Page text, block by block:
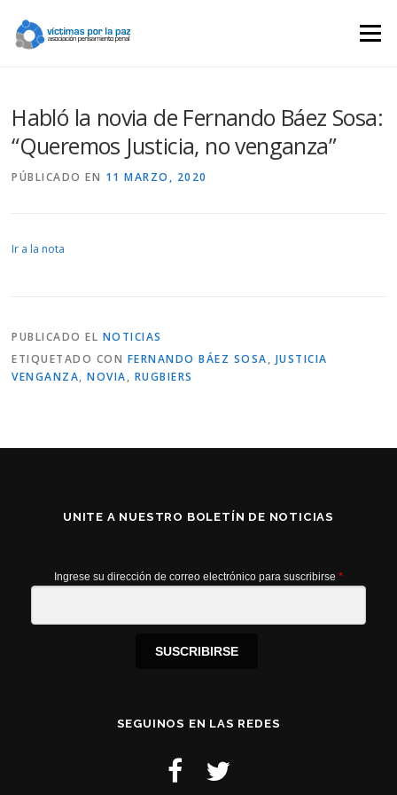
contenido
Menú
Habló la novia de Fernando Báez Sosa:
“Queremos Justicia, no venganza”
PÚBLICADO EN 11 MARZO, 2020
Ir a la nota
PUBLICADO EL NOTICIAS
ETIQUETADO CON FERNANDO BÁEZ SOSA, JUSTICIA
VENGANZA,NOVIA, RUGBIERS
UNITE A NUESTRO BOLETÍN DE NOTICIAS
Ingrese su dirección de correo electrónico para suscribirse *
SUSCRIBIRSE
SEGUINOS EN LAS REDES